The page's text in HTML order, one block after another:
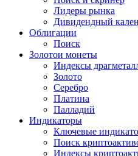
Лидеры рынка
Дивидендный
Облигации
Поиск
Золотои монеты
Индексы
Золото
Серебро
Платина
Палладий
Индикаторы
Ключевые
Поиск
Индексы